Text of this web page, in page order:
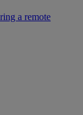
a remote